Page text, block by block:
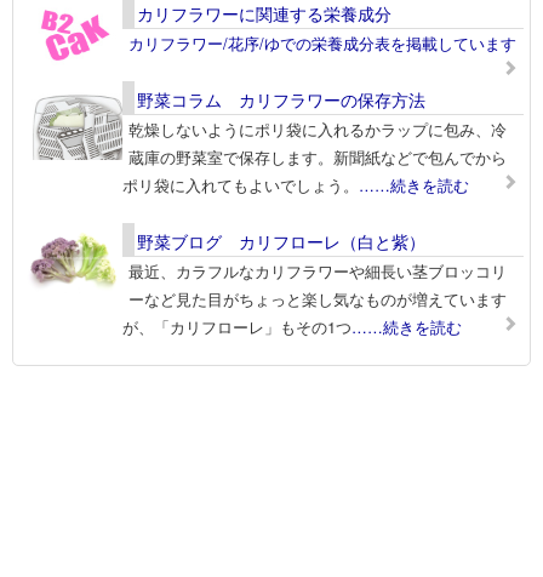
カリフラワーに関連する栄養成分
カリフラワー/花序/ゆでの栄養成分表を掲載しています
野菜コラム カリフラワーの保存方法
乾燥しないようにポリ袋に入れるかラップに包み、冷
蔵庫の野菜室で保存します。新聞紙などで包んでから
ポリ袋に入れてもよいでしょう。 ……続きを読む
野菜ブログ カリフローレ（白と紫）
最近、カラフルなカリフラワーや細長い茎ブロッコリ
ーなど見た目がちょっと楽し気なものが増えています
が、「カリフローレ」もその1つ……続きを読む